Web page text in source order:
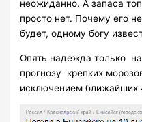
неожиданно. А запаса
просто нет. Почему его
будет, одному богу
Опять надежда только
прогнозу крепких
исключением ближайших